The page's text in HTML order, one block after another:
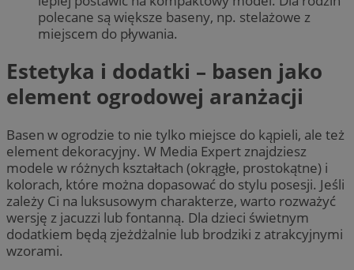
polecane są większe baseny, np. stelażowe z
miejscem do pływania.
Estetyka i dodatki – basen jako
element ogrodowej aranżacji
Basen w ogrodzie to nie tylko miejsce do kąpieli, ale też
element dekoracyjny. W Media Expert znajdziesz
modele w różnych kształtach (okrągłe, prostokątne) i
kolorach, które można dopasować do stylu posesji. Jeśli
zależy Ci na luksusowym charakterze, warto rozważyć
wersję z jacuzzi lub fontanną. Dla dzieci świetnym
dodatkiem będą zjeżdżalnie lub brodziki z atrakcyjnymi
wzorami.